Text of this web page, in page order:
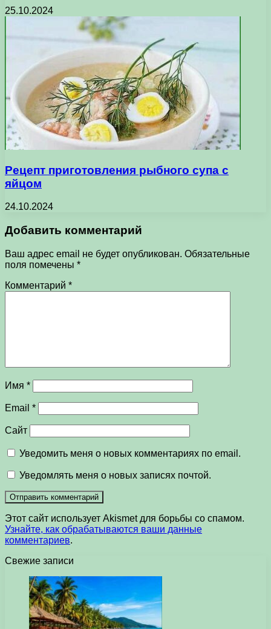
25.10.2024
Рецепт приготовления рыбного супа с
яйцом
24.10.2024
Добавить комментарий
Ваш адрес email не будет опубликован. Обязательные
поля помечены *
Комментарий *
Имя *
Email *
Сайт
Уведомить меня о новых комментариях по email.
Уведомлять меня о новых записях почтой.
Этот сайт использует Akismet для борьбы со спамом.
Узнайте, как обрабатываются ваши данные
комментариев.
Свежие записи